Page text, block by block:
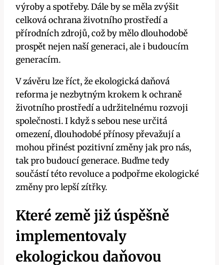
výroby a spotřeby. Dále by se měla zvýšit
celková ochrana životního prostředí a
přírodních zdrojů, což by mělo dlouhodobě
prospět nejen naší generaci, ale i budoucím
generacím.
V závěru lze říct, že ekologická daňová
reforma je nezbytným krokem k ochraně
životního prostředí a udržitelnému rozvoji
společnosti. I když s sebou nese určitá
omezení, dlouhodobé přínosy převažují a
mohou přinést pozitivní změny jak pro nás,
tak pro budoucí generace. Buďme tedy
součástí této revoluce a podpořme ekologické
změny pro lepší zítřky.
Které země již úspěšně
implementovaly
ekologickou daňovou